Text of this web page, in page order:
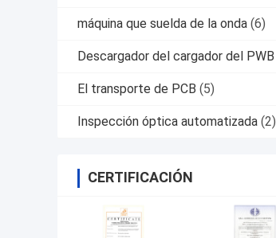
máquina que suelda de la onda (6)
Descargador del cargador del PWB
El transporte de PCB (5)
Inspección óptica automatizada (2)
CERTIFICACIÓN